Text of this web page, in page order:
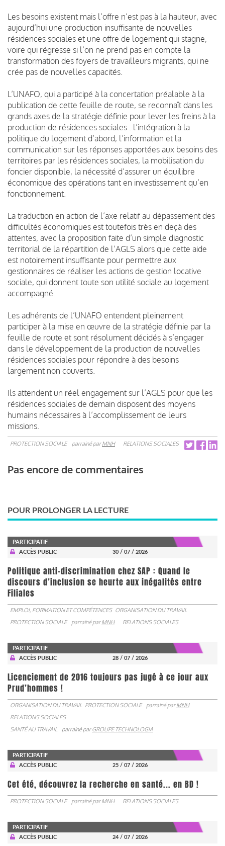
Les besoins existent mais l’offre n’est pas à la hauteur, avec
aujourd’hui une production insuffisante de nouvelles
résidences sociales et une offre de logement qui stagne,
voire qui régresse si l’on ne prend pas en compte la
transformation des foyers de travailleurs migrants, qui ne
crée pas de nouvelles capacités.
L’UNAFO, qui a participé à la concertation préalable à la
publication de cette feuille de route, se reconnaît dans les
grands axes de la stratégie définie pour lever les freins à la
production de résidences sociales : l’intégration à la
politique du logement d’abord, l’information et la
communication sur les réponses apportées aux besoins des
territoires par les résidences sociales, la mobilisation du
foncier disponible, la nécessité d’assurer un équilibre
économique des opérations tant en investissement qu’en
fonctionnement.
La traduction en action de l’axe relatif au dépassement des
difficultés économiques est toutefois très en deçà des
attentes, avec la proposition faite d’un simple diagnostic
territorial de la répartition de l’AGLS alors que cette aide
est notoirement insuffisante pour permettre aux
gestionnaires de réaliser les actions de gestion locative
sociale, qui donnent toute son utilité sociale au logement
accompagné.
Les adhérents de l’UNAFO entendent pleinement
participer à la mise en œuvre de la stratégie définie par la
feuille de route et sont résolument décidés à s’engager
dans le développement de la production de nouvelles
résidences sociales pour répondre à des besoins
largement non couverts.
Ils attendent un réel engagement sur l’AGLS pour que les
résidences sociales de demain disposent des moyens
humains nécessaires à l’accomplissement de leurs
missions.
PROTECTION SOCIALE parrainé parMNH RELATIONS SOCIALES
Pas encore de commentaires
POUR PROLONGER LA LECTURE
PARTICIPATIF
ACCÈS PUBLIC
30 / 07 / 2026
Politique anti-discrimination chez SAP : Quand le
discours d’inclusion se heurte aux inégalités entre
Filiales
EMPLOI, FORMATION ET COMPÉTENCES ORGANISATION DU TRAVAIL
PROTECTION SOCIALE
parrainé parMNH RELATIONS SOCIALES
PARTICIPATIF
ACCÈS PUBLIC
28 / 07 / 2026
Licenciement de 2016 toujours pas jugé à ce jour aux
Prud’hommes !
ORGANISATION DU TRAVAIL PROTECTION SOCIALE parrainé parMNH
RELATIONS SOCIALES
SANTÉ AU TRAVAIL
parrainé parGROUPE TECHNOLOGIA
PARTICIPATIF
ACCÈS PUBLIC
25 / 07 / 2026
Cet été, découvrez la recherche en santé... en BD !
PROTECTION SOCIALE parrainé parMNH RELATIONS SOCIALES
PARTICIPATIF
ACCÈS PUBLIC
24 / 07 / 2026